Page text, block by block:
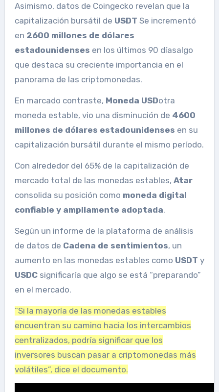
Asimismo, datos de Coingecko revelan que la
capitalización bursátil de USDT Se incrementó
en 2600 millones de dólares
estadounidenses en los últimos 90 díasalgo
que destaca su creciente importancia en el
panorama de las criptomonedas.
En marcado contraste, Moneda USDotra
moneda estable, vio una disminución de 4600
millones de dólares estadounidenses en su
capitalización bursátil durante el mismo período.
Con alrededor del 65% de la capitalización de
mercado total de las monedas estables, Atar
consolida su posición como moneda digital
confiable y ampliamente adoptada.
Según un informe de la plataforma de análisis
de datos de Cadena de sentimientos, un
aumento en las monedas estables como USDT y
USDCsignificaría que algo se está “preparando”
en el mercado.
“Si la mayoría de las monedas estables
encuentran su camino hacia los intercambios
centralizados, podría significar que los
inversores buscan pasar a criptomonedas más
volátiles”, dice el documento.